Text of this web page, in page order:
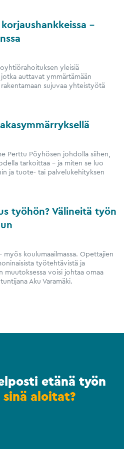
–
yleisiä
auttavat ymmärtämään
sujuvaa yhteistyötä
Perttu Pöyhösen johdolla siihen,
tarkoittaa – ja miten se luo
ja tuote- tai palvelukehityksen
työhön? Välineitä työn
koulumaailmassa. Opettajien
työtehtävistä ja
muutoksessa voisi johtaa omaa
Aku Varamäki.
etänä työn
aloitat?